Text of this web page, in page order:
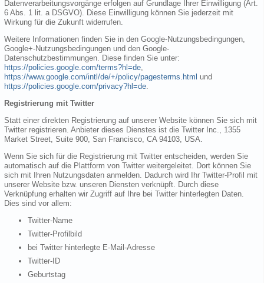
Datenverarbeitungsvorgänge erfolgen auf Grundlage Ihrer Einwilligung (Art.
6 Abs. 1 lit. a DSGVO). Diese Einwilligung können Sie jederzeit mit
Wirkung für die Zukunft widerrufen.
Weitere Informationen finden Sie in den Google-Nutzungsbedingungen,
Google+-Nutzungsbedingungen und den Google-
Datenschutzbestimmungen. Diese finden Sie unter:
https://policies.google.com/terms?hl=de,
https://www.google.com/intl/de/+/policy/pagesterms.html und
https://policies.google.com/privacy?hl=de.
Registrierung mit Twitter
Statt einer direkten Registrierung auf unserer Website können Sie sich mit
Twitter registrieren. Anbieter dieses Dienstes ist die Twitter Inc., 1355
Market Street, Suite 900, San Francisco, CA 94103, USA.
Wenn Sie sich für die Registrierung mit Twitter entscheiden, werden Sie
automatisch auf die Plattform von Twitter weitergeleitet. Dort können Sie
sich mit Ihren Nutzungsdaten anmelden. Dadurch wird Ihr Twitter-Profil mit
unserer Website bzw. unseren Diensten verknüpft. Durch diese
Verknüpfung erhalten wir Zugriff auf Ihre bei Twitter hinterlegten Daten.
Dies sind vor allem:
Twitter-Name
Twitter-Profilbild
bei Twitter hinterlegte E-Mail-Adresse
Twitter-ID
Geburtstag